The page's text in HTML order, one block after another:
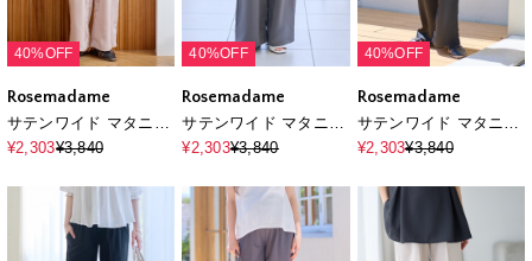
40%OFF
Rosemadame
サテンワイド マタニテ
ィパンツ（マタニティ
産後対応
¥2,303¥3,840
40%OFF
Rosemadame
サテンワイド マタニテ
ィパンツ（マタニティ
産後対応
¥2,303¥3,840
40%OFF
Rosemadame
サテンワイド マタニテ
ィパンツ（マタニティ
産後対応
¥2,303¥3,840